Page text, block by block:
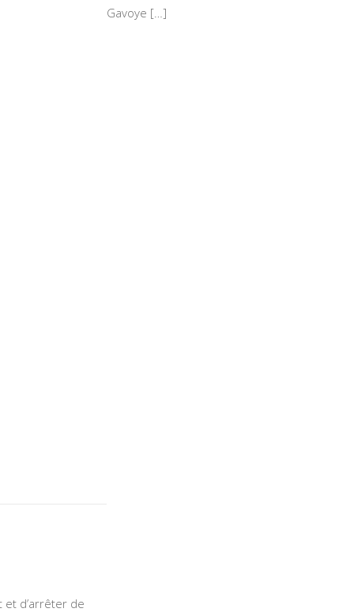
Gavoye […]
d’arrêter de